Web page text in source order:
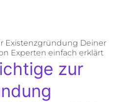
Existenzgründung Deiner
Experten einfach erklärt
zur